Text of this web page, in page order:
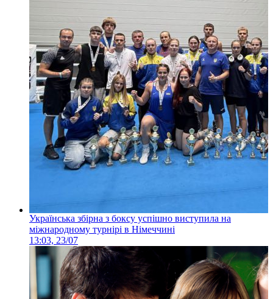
Українська збірна з боксу успішно виступила на
міжнародному турнірі в Німеччині
13:03, 23/07